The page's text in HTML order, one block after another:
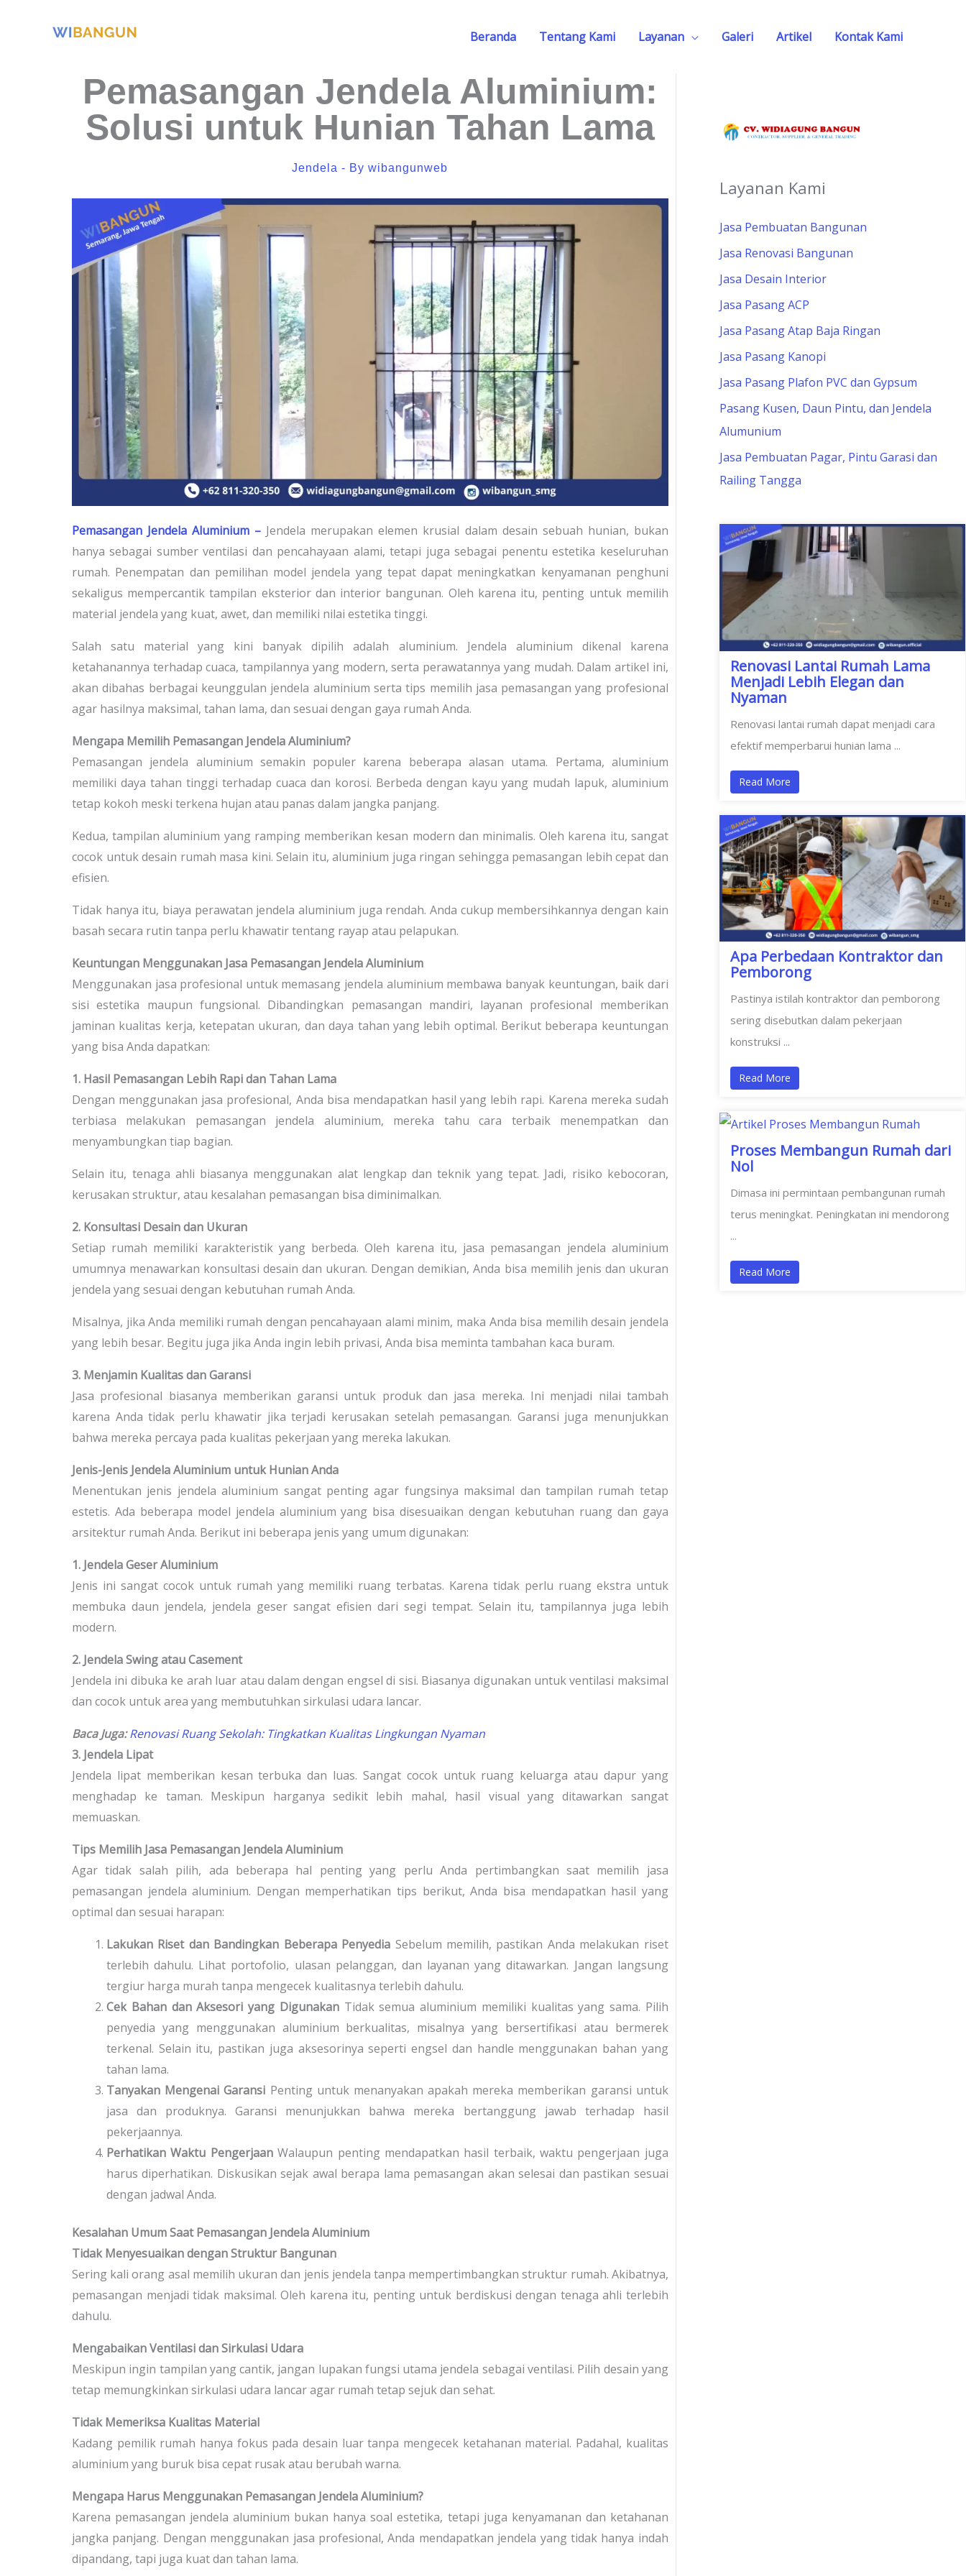
Beranda Tentang Kami Layanan Galeri Artikel Kontak Kami
Pemasangan Jendela Aluminium:
Solusi untuk Hunian Tahan Lama
Jendela - Bywibangunweb
Pemasangan Jendela Aluminium – Jendela merupakan elemen krusial dalam desain sebuah hunian, bukan
hanya sebagai sumber ventilasi dan pencahayaan alami, tetapi juga sebagai penentu estetika keseluruhan
rumah. Penempatan dan pemilihan model jendela yang tepat dapat meningkatkan kenyamanan penghuni
sekaligus mempercantik tampilan eksterior dan interior bangunan. Oleh karena itu, penting untuk memilih
material jendela yang kuat, awet, dan memiliki nilai estetika tinggi.
Salah satu material yang kini banyak dipilih adalah aluminium. Jendela aluminium dikenal karena
ketahanannya terhadap cuaca, tampilannya yang modern, serta perawatannya yang mudah. Dalam artikel ini,
akan dibahas berbagai keunggulan jendela aluminium serta tips memilih jasa pemasangan yang profesional
agar hasilnya maksimal, tahan lama, dan sesuai dengan gaya rumah Anda.
Mengapa Memilih Pemasangan Jendela Aluminium?
Pemasangan jendela aluminium semakin populer karena beberapa alasan utama. Pertama, aluminium
memiliki daya tahan tinggi terhadap cuaca dan korosi. Berbeda dengan kayu yang mudah lapuk, aluminium
tetap kokoh meski terkena hujan atau panas dalam jangka panjang.
Kedua, tampilan aluminium yang ramping memberikan kesan modern dan minimalis. Oleh karena itu, sangat
cocok untuk desain rumah masa kini. Selain itu, aluminium juga ringan sehingga pemasangan lebih cepat dan
efisien.
Tidak hanya itu, biaya perawatan jendela aluminium juga rendah. Anda cukup membersihkannya dengan kain
basah secara rutin tanpa perlu khawatir tentang rayap atau pelapukan.
Keuntungan Menggunakan Jasa Pemasangan Jendela Aluminium
Menggunakan jasa profesional untuk memasang jendela aluminium membawa banyak keuntungan, baik dari
sisi estetika maupun fungsional. Dibandingkan pemasangan mandiri, layanan profesional memberikan
jaminan kualitas kerja, ketepatan ukuran, dan daya tahan yang lebih optimal. Berikut beberapa keuntungan
yang bisa Anda dapatkan:
1. Hasil Pemasangan Lebih Rapi dan Tahan Lama
Dengan menggunakan jasa profesional, Anda bisa mendapatkan hasil yang lebih rapi. Karena mereka sudah
terbiasa melakukan pemasangan jendela aluminium, mereka tahu cara terbaik menempatkan dan
menyambungkan tiap bagian.
Selain itu, tenaga ahli biasanya menggunakan alat lengkap dan teknik yang tepat. Jadi, risiko kebocoran,
kerusakan struktur, atau kesalahan pemasangan bisa diminimalkan.
2. Konsultasi Desain dan Ukuran
Setiap rumah memiliki karakteristik yang berbeda. Oleh karena itu, jasa pemasangan jendela aluminium
umumnya menawarkan konsultasi desain dan ukuran. Dengan demikian, Anda bisa memilih jenis dan ukuran
jendela yang sesuai dengan kebutuhan rumah Anda.
Misalnya, jika Anda memiliki rumah dengan pencahayaan alami minim, maka Anda bisa memilih desain jendela
yang lebih besar. Begitu juga jika Anda ingin lebih privasi, Anda bisa meminta tambahan kaca buram.
3. Menjamin Kualitas dan Garansi
Jasa profesional biasanya memberikan garansi untuk produk dan jasa mereka. Ini menjadi nilai tambah
karena Anda tidak perlu khawatir jika terjadi kerusakan setelah pemasangan. Garansi juga menunjukkan
bahwa mereka percaya pada kualitas pekerjaan yang mereka lakukan.
Jenis-Jenis Jendela Aluminium untuk Hunian Anda
Menentukan jenis jendela aluminium sangat penting agar fungsinya maksimal dan tampilan rumah tetap
estetis. Ada beberapa model jendela aluminium yang bisa disesuaikan dengan kebutuhan ruang dan gaya
arsitektur rumah Anda. Berikut ini beberapa jenis yang umum digunakan:
1. Jendela Geser Aluminium
Jenis ini sangat cocok untuk rumah yang memiliki ruang terbatas. Karena tidak perlu ruang ekstra untuk
membuka daun jendela, jendela geser sangat efisien dari segi tempat. Selain itu, tampilannya juga lebih
modern.
2. Jendela Swing atau Casement
Jendela ini dibuka ke arah luar atau dalam dengan engsel di sisi. Biasanya digunakan untuk ventilasi maksimal
dan cocok untuk area yang membutuhkan sirkulasi udara lancar.
Baca Juga: Renovasi Ruang Sekolah: Tingkatkan Kualitas Lingkungan Nyaman
3. Jendela Lipat
Jendela lipat memberikan kesan terbuka dan luas. Sangat cocok untuk ruang keluarga atau dapur yang
menghadap ke taman. Meskipun harganya sedikit lebih mahal, hasil visual yang ditawarkan sangat
memuaskan.
Tips Memilih Jasa Pemasangan Jendela Aluminium
Agar tidak salah pilih, ada beberapa hal penting yang perlu Anda pertimbangkan saat memilih jasa
pemasangan jendela aluminium. Dengan memperhatikan tips berikut, Anda bisa mendapatkan hasil yang
optimal dan sesuai harapan:
Lakukan Riset dan Bandingkan Beberapa Penyedia Sebelum memilih, pastikan Anda melakukan riset
terlebih dahulu. Lihat portofolio, ulasan pelanggan, dan layanan yang ditawarkan. Jangan langsung
tergiur harga murah tanpa mengecek kualitasnya terlebih dahulu.
Cek Bahan dan Aksesori yang Digunakan Tidak semua aluminium memiliki kualitas yang sama. Pilih
penyedia yang menggunakan aluminium berkualitas, misalnya yang bersertifikasi atau bermerek
terkenal. Selain itu, pastikan juga aksesorinya seperti engsel dan handle menggunakan bahan yang
tahan lama.
Tanyakan Mengenai Garansi Penting untuk menanyakan apakah mereka memberikan garansi untuk
jasa dan produknya. Garansi menunjukkan bahwa mereka bertanggung jawab terhadap hasil
pekerjaannya.
Perhatikan Waktu Pengerjaan Walaupun penting mendapatkan hasil terbaik, waktu pengerjaan juga
harus diperhatikan. Diskusikan sejak awal berapa lama pemasangan akan selesai dan pastikan sesuai
dengan jadwal Anda.
Kesalahan Umum Saat Pemasangan Jendela Aluminium
Tidak Menyesuaikan dengan Struktur Bangunan
Sering kali orang asal memilih ukuran dan jenis jendela tanpa mempertimbangkan struktur rumah. Akibatnya,
pemasangan menjadi tidak maksimal. Oleh karena itu, penting untuk berdiskusi dengan tenaga ahli terlebih
dahulu.
Mengabaikan Ventilasi dan Sirkulasi Udara
Meskipun ingin tampilan yang cantik, jangan lupakan fungsi utama jendela sebagai ventilasi. Pilih desain yang
tetap memungkinkan sirkulasi udara lancar agar rumah tetap sejuk dan sehat.
Tidak Memeriksa Kualitas Material
Kadang pemilik rumah hanya fokus pada desain luar tanpa mengecek ketahanan material. Padahal, kualitas
aluminium yang buruk bisa cepat rusak atau berubah warna.
Mengapa Harus Menggunakan Pemasangan Jendela Aluminium?
Karena pemasangan jendela aluminium bukan hanya soal estetika, tetapi juga kenyamanan dan ketahanan
jangka panjang. Dengan menggunakan jasa profesional, Anda mendapatkan jendela yang tidak hanya indah
dipandang, tapi juga kuat dan tahan lama.
Layanan Kami
Jasa Pembuatan Bangunan
Jasa Renovasi Bangunan
Jasa Desain Interior
Jasa Pasang ACP
Jasa Pasang Atap Baja Ringan
Jasa Pasang Kanopi
Jasa Pasang Plafon PVC dan Gypsum
Pasang Kusen, Daun Pintu, dan Jendela
Alumunium
Jasa Pembuatan Pagar, Pintu Garasi dan
Railing Tangga
Renovasi Lantai Rumah Lama
Menjadi Lebih Elegan dan
Nyaman
Renovasi lantai rumah dapat menjadi cara
efektif memperbarui hunian lama ...
Read More
Apa Perbedaan Kontraktor dan
Pemborong
Pastinya istilah kontraktor dan pemborong
sering disebutkan dalam pekerjaan
konstruksi ...
Read More
Proses Membangun Rumah dari
Nol
Dimasa ini permintaan pembangunan rumah
terus meningkat. Peningkatan ini mendorong
...
Read More